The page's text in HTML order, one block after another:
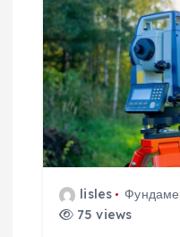
а
ц
и
я
lisles
75 views